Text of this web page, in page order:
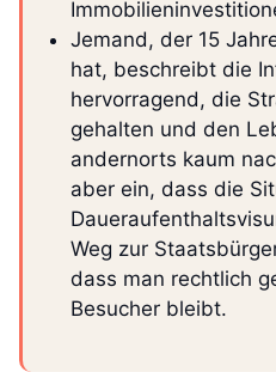
Jemand, der 15
hat, beschreibt die
hervorragend, die
gehalten und den
andernorts kaum
aber ein, dass die
Weg zur
dass man rechtlich
Besucher bleibt.